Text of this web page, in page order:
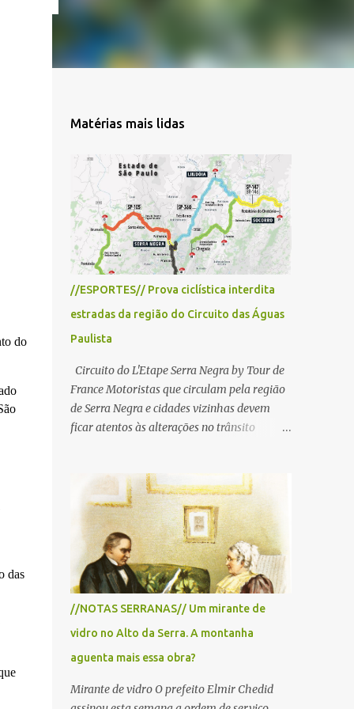
do
das
Matérias mais lidas
//ESPORTES// Prova ciclística interdita
estradas da região do Circuito das Águas
Paulista
Circuito do L'Etape Serra Negra by Tour de
France Motoristas que circulam pela região
de Serra Negra e cidades vizinhas devem
ficar atentos às alterações no trânsito
realização do L'Étape Serra Negra by Tour
de France presented by Nubank.
Considerado o principal circuito de ciclismo
amador da América Latina, o evento reunirá
atletas de diferentes regiões do país e terá
percursos passando pelos municípios de
Serra Negra, Amparo, Monte Alegre do Sul,
Lindoia e Socorro. Para garantir a segurança
dos participantes e do público, diversos
trechos de rodovias e estradas da região
longo da prova. A largada será na Rua
//NOTAS SERRANAS// Um mirante de
vidro no Alto da Serra. A montanha
aguenta mais essa obra?
Mirante de vidro O prefeito Elmir Chedid